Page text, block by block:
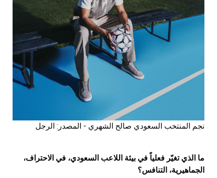
نجم المنتخب السعودي صالح الشهري - المصدر: الرجل
ما الذي تغيّر فعلياً في بيئة اللاعب السعودي، في الاحتراف،
الجماهيرية، التنافس؟